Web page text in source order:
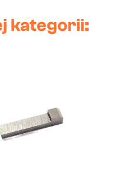
kategorii: